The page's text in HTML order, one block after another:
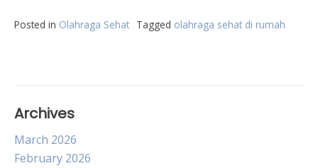
Posted in Olahraga Sehat Tagged olahraga sehat di rumah
Archives
March 2026
February 2026